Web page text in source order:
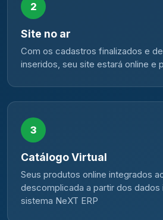
2
Site no ar
Com os cadastros finalizados e
inseridos, seu site estará online e
3
Catálogo Virtual
Seus produtos online integrados
descomplicada a partir dos dados
sistema NeXT ERP